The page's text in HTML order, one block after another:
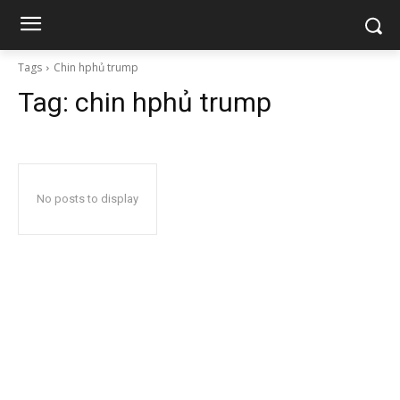
Tags Chin hphủ trump
Tag: chin hphủ trump
No posts to display